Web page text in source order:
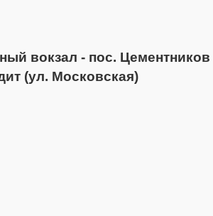
вокзал - пос. Цементников
(ул. Московская)